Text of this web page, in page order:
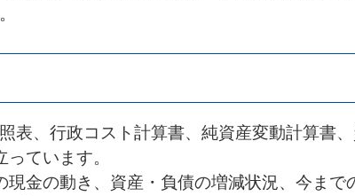
表、行政コスト計算書、純資産変動計算書
ています。
現金の動き、資産・負債の増減状況、今まで